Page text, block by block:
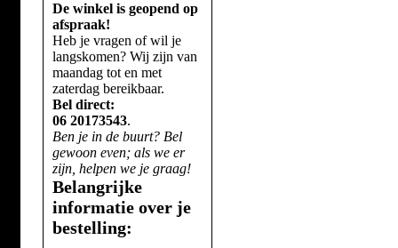
De winkel is geopend op
afspraak!
Heb je vragen of wil je
langskomen? Wij zijn van
maandag tot en met
zaterdag bereikbaar.
Bel direct:
06 20173543.
Ben je in de buurt? Bel
gewoon even; als we er
zijn, helpen we je graag!
Belangrijke
informatie over je
bestelling: